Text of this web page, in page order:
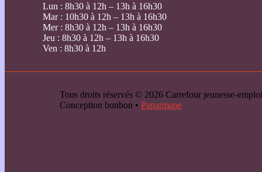
Lun : 8h30 à 12h – 13h à 16h30
Mar : 10h30 à 12h – 13h à 16h30
Mer : 8h30 à 12h – 13h à 16h30
Jeu : 8h30 à 12h – 13h à 16h30
Ven : 8h30 à 12h
Tous droits réservés © 2026 Carrefour jeunesse-
Conception bonbon • Paparmane